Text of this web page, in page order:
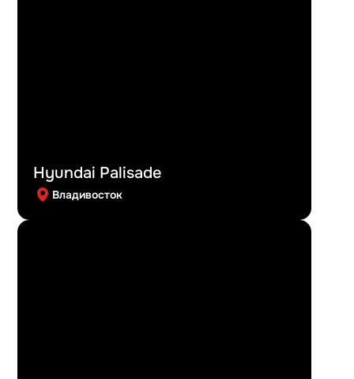
Hyundai Palisade
Владивосток